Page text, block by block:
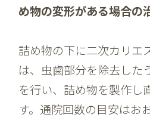
め物の変形がある場合の
詰め物の下に二次カリエ
は、虫歯部分を除去した
を行い、詰め物を製作し
す。通院回数の目安はお